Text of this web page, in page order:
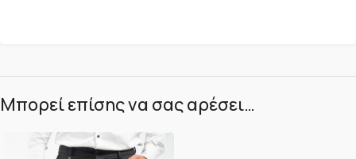
Μπορεί επίσης να σας αρέσει…